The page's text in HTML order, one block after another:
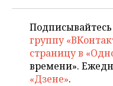
группу
страницу в
времени».
«Дзене».